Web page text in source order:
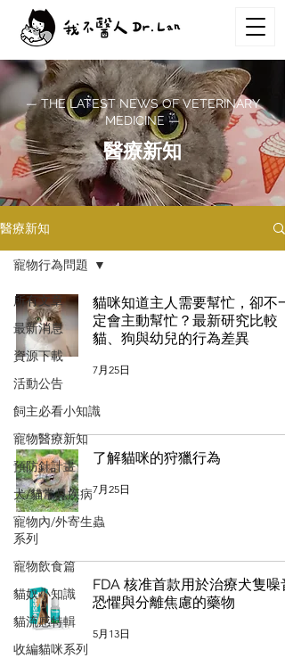
— THE LATEST NEWS OF VETERINARY
MEDICINE —
醫療新知
醫療新知
所有文章
最新消息
資源下載
活動公告
飼主必看小知識
寵物醫療新知
預防針計畫
犬/貓常見疾病
寵物內/外寄生蟲
系列
寵物飲食篇
貓奴小知識
貓流感特輯
收編貓咪系列
寵物行為問題
貓咪知道主人需要幫忙，卻不一
定會主動幫忙？最新研究比較
貓、狗與幼兒的行為差異
7月25日
了解貓咪的狩獵行為
7月25日
FDA 核准首款用於治療犬隻噪
恐懼與分離焦慮的藥物
5月13日